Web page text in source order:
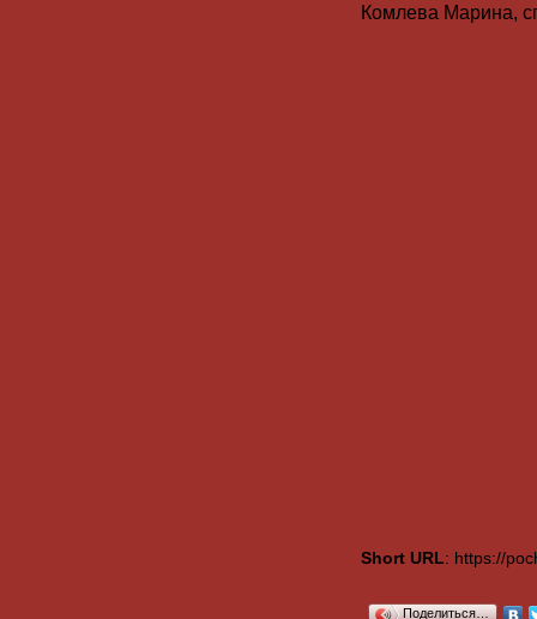
Комлева Марина,
Short URL: https://
Поделиться…